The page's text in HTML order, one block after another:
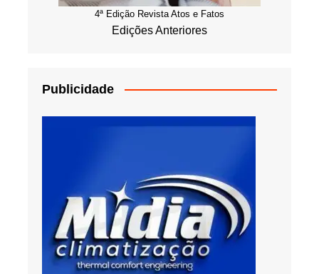
4ª Edição Revista Atos e Fatos
Edições Anteriores
Publicidade